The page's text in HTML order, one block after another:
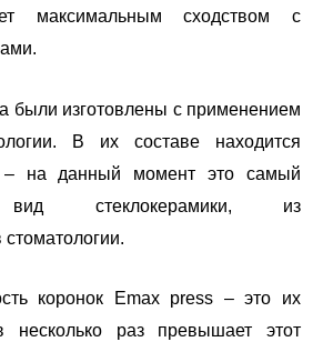
максимальным сходством с
были изготовлены с применением
В их составе находится
– на данный момент это самый
вид стеклокерамики, из
коронок Emax press – это их
несколько раз превышает этот